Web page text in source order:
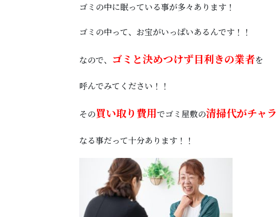
ゴミの中に眠っている事が多々あります！
ゴミの中って、お宝がいっぱいあるんです！！
なので、 ゴミと決めつけず目利きの業者を
呼んでみてください！！
その買い取り費用でゴミ屋敷の清掃代がチャラ
なる事だって十分あります！！